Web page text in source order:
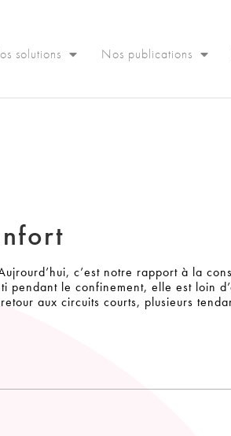
solutions Nos publications
c’est notre rapport à la
pendant le confinement, elle est loin
aux circuits courts, plusieurs